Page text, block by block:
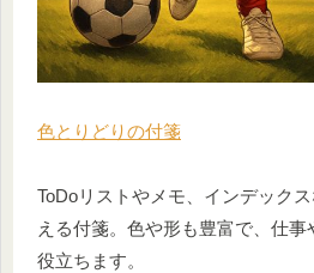
色とりどりの付箋
ToDoリストやメモ、インデック
える付箋。色や形も豊富で、仕事
役立ちます。